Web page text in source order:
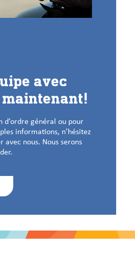
avec
maintenant!
d’ordre général ou pour
informations, n’hésitez
avec nous. Nous serons